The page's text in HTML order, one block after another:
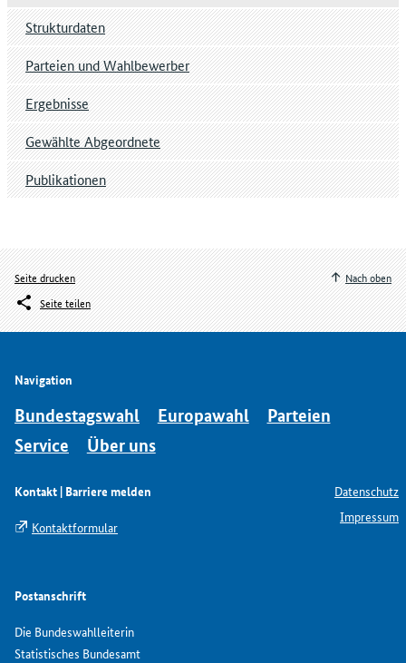
Strukturdaten
Parteien und Wahlbewerber
Ergebnisse
Gewählte Abgeordnete
Publikationen
Seite drucken
Seite teilen
Nach oben
Navigation
Bundestagswahl Europawahl
Parteien
Service
Über uns
Kontakt | Barriere melden
Kontaktformular
Postanschrift
Die Bundeswahlleiterin
Statistisches Bundesamt
Datenschutz
Impressum